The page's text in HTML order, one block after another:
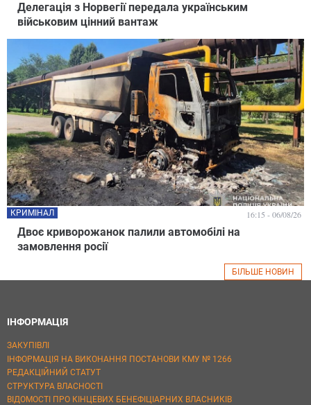
Делегація з Норвегії передала українським
військовим цінний вантаж
Двоє криворожанок палили автомобілі на
замовлення росії
КРИМІНАЛ 16:15 - 06/08/26
БІЛЬШЕ НОВИН
ІНФОРМАЦІЯ
ЗАКУПІВЛІ
ІНФОРМАЦІЯ НА ВИКОНАННЯ ПОСТАНОВИ КМУ № 1266
РЕДАКЦІЙНИЙ СТАТУТ
СТРУКТУРА ВЛАСНОСТІ
ВІДОМОСТІ ПРО КІНЦЕВИХ БЕНЕФІЦІАРНИХ ВЛАСНИКІВ